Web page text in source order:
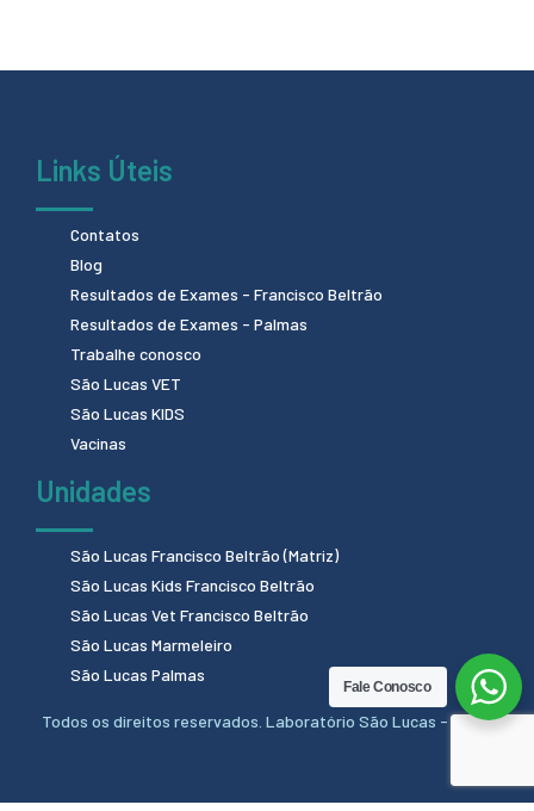
Links Úteis
Contatos
Blog
Resultados de Exames - Francisco Beltrão
Resultados de Exames - Palmas
Trabalhe conosco
São Lucas VET
São Lucas KIDS
Vacinas
Unidades
São Lucas Francisco Beltrão (Matriz)
São Lucas Kids Francisco Beltrão
São Lucas Vet Francisco Beltrão
São Lucas Marmeleiro
São Lucas Palmas
Todos os direitos reservados. Laboratório São Lucas - 2024.
Fale Conosco